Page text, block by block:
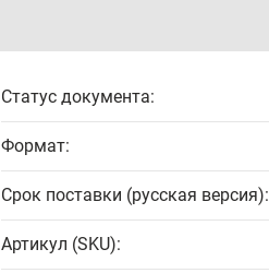
Статус документа:
Формат:
Срок поставки (русская версия):
Артикул (SKU):